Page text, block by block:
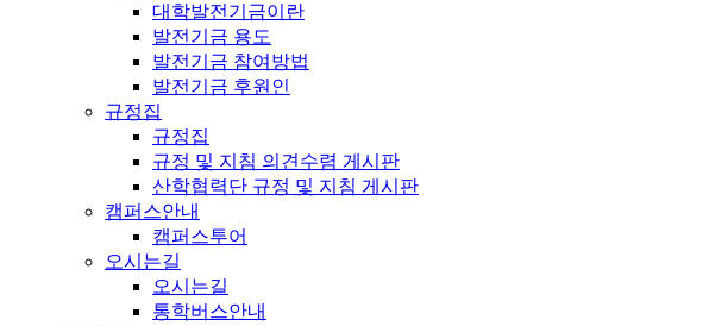
대학발전기금이란
발전기금 용도
발전기금 참여방법
발전기금 후원인
규정집
규정집
규정 및 지침 의견수렴 게시판
산학협력단 규정 및 지침 게시판
캠퍼스안내
캠퍼스투어
오시는길
오시는길
통학버스안내